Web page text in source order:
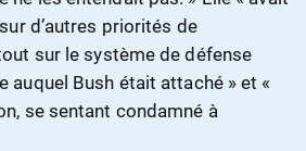
d’autres priorités de
sur le système de défense
auquel Bush était attaché » et «
se sentant condamné à